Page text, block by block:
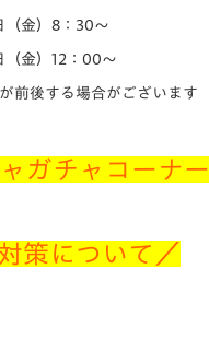
金）8：30～
金）12：00～
前後する場合がございます
ガチャコーナー
策について／